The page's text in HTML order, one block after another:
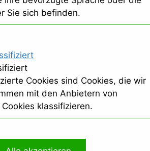
Sie sich befinden.
Cookies sind Cookies, die wir
mit den Anbietern von
klassifizieren.